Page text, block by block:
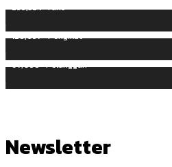
255,324 Fans
128,657 Pengikut
97,058 Pelanggan
Newsletter